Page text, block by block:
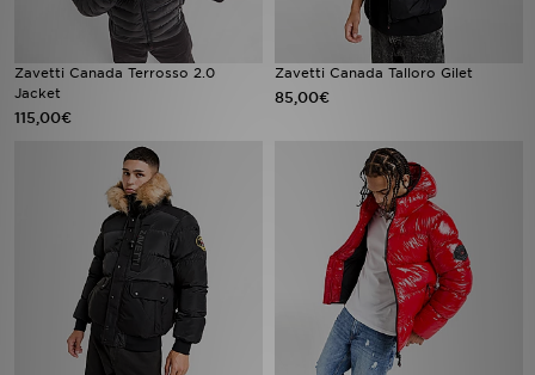
Zavetti Canada Terrosso 2.0
Jacket
115,00€
Zavetti Canada Talloro Gilet
85,00€
SUBSCREVE
ESTADO DO TEU PEDIDO
ATENÇÃO AO CLIENTE
FAZ DOWNLOAD DA APP
TRABALHA CONNOSCO